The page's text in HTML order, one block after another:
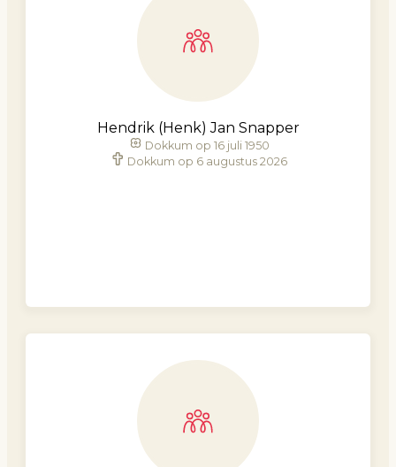
Hendrik (Henk) Jan Snapper
Dokkum op 16 juli 1950
Dokkum op 6 augustus 2026